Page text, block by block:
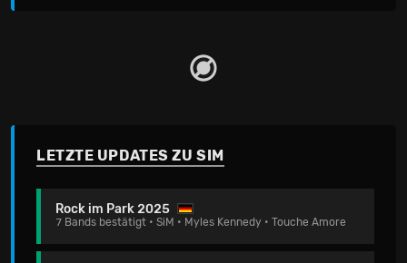
LETZTE UPDATES ZU SIM
Rock im Park 2025
7 Bands bestätigt • SiM • Myles Kennedy • Touche Amore